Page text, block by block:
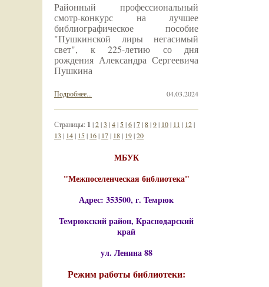
Районный профессиональный
смотр-конкурс на лучшее
библиографическое пособие
"Пушкинской лиры негасимый
свет", к 225-летию со дня
рождения Александра Сергеевича
Пушкина
04.03.2024
Подробнее...
Страницы: 1 |2|3 |4| 5|6|7|8|9| 10| 11 | 12|
13 | 14| 15| 16| 17| 18| 19|20
МБУК
"Межпоселенческая библиотека"
Адрес: 353500, г. Темрюк
Темрюкский район, Краснодарский
край
ул. Ленина 88
Режим работы библиотеки: